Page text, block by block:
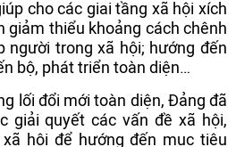
cho các giai tầng xã hội xích
giảm thiểu khoảng cách chênh
người trong xã hội; hướng đến
bộ, phát triển toàn diện…
lối đổi mới toàn diện, Đảng đã
giải quyết các vấn đề xã hội,
hội để hướng đến mục tiêu